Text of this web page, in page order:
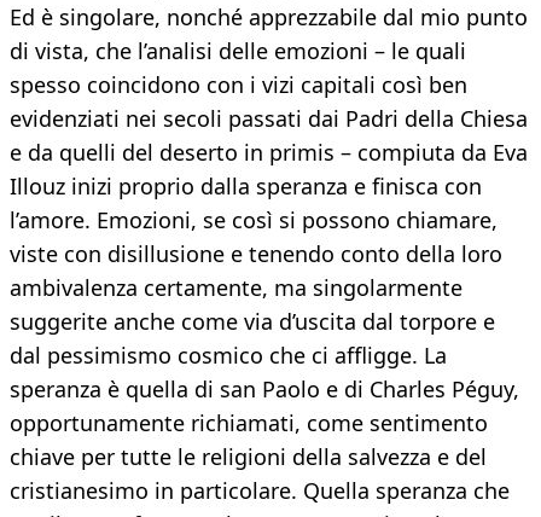
Ed è singolare, nonché apprezzabile dal mio punto
di vista, che l’analisi delle emozioni – le quali
spesso coincidono con i vizi capitali così ben
evidenziati nei secoli passati dai Padri della Chiesa
e da quelli del deserto in primis – compiuta da Eva
Illouz inizi proprio dalla speranza e finisca con
l’amore. Emozioni, se così si possono chiamare,
viste con disillusione e tenendo conto della loro
ambivalenza certamente, ma singolarmente
suggerite anche come via d’uscita dal torpore e
dal pessimismo cosmico che ci affligge. La
speranza è quella di san Paolo e di Charles Péguy,
opportunamente richiamati, come sentimento
chiave per tutte le religioni della salvezza e del
cristianesimo in particolare. Quella speranza che